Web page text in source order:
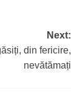
Next:
din fericire,
nevătămați